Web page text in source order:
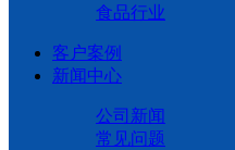
食品行业
客户案例
新闻中心
公司新闻
常见问题